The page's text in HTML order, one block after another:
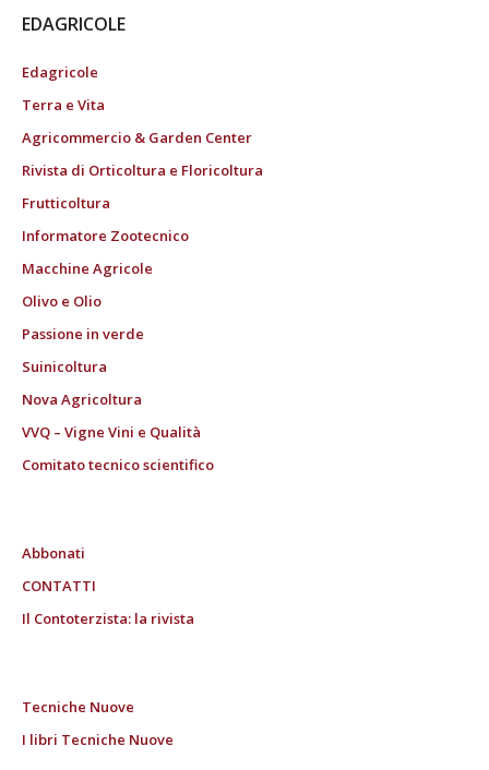
EDAGRICOLE
Edagricole
Terra e Vita
Agricommercio & Garden Center
Rivista di Orticoltura e Floricoltura
Frutticoltura
Informatore Zootecnico
Macchine Agricole
Olivo e Olio
Passione in verde
Suinicoltura
Nova Agricoltura
VVQ – Vigne Vini e Qualità
Comitato tecnico scientifico
Abbonati
CONTATTI
Il Contoterzista: la rivista
Tecniche Nuove
I libri Tecniche Nuove